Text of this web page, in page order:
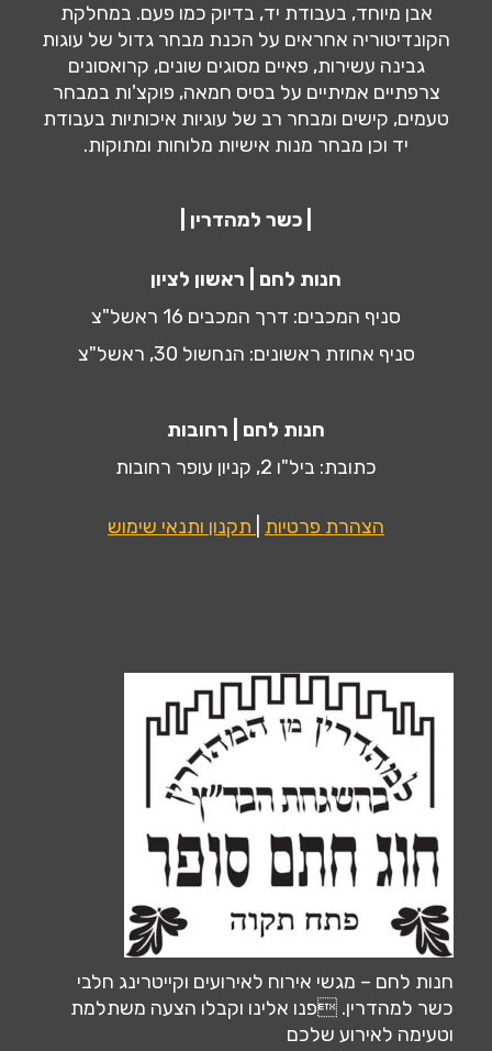
אבן מיוחד, בעבודת יד, בדיוק כמו פעם. במחלקת
הקונדיטוריה אחראים על הכנת מבחר גדול של עוגות
גבינה עשירות, פאיים מסוגים שונים, קרואסונים
צרפתיים אמיתיים על בסיס חמאה, פוקצ'ות במבחר
טעמים, קישים ומבחר רב של עוגיות איכותיות בעבודת
יד וכן מבחר מנות אישיות מלוחות ומתוקות.
| כשר למהדרין |
חנות לחם | ראשון לציון
סניף המכבים: דרך המכבים 16 ראשל"צ
סניף אחוזת ראשונים: הנחשול 30, ראשל"צ
חנות לחם | רחובות
כתובת: ביל"ו 2, קניון עופר רחובות
הצהרת פרטיות תקנון ותנאי שימוש
חנות לחם – מגשי אירוח לאירועים וקייטרינג חלבי
כשר למהדרין. פנו אלינו וקבלו הצעה משתלמת
וטעימה לאירוע שלכם